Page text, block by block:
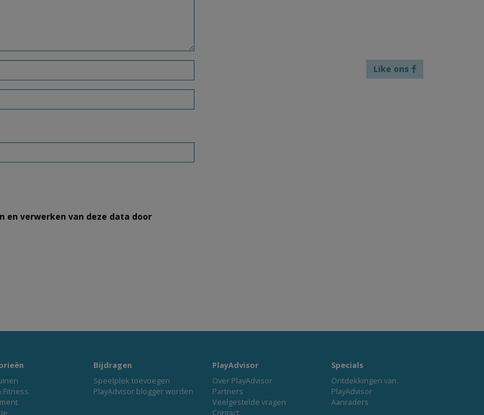
en verwerken van deze data door
Like ons
Fitness
Bijdragen
Speelplek toevoegen
PlayAdvisor blogger worden
PlayAdvisor
Over PlayAdvisor
Partners
Veelgestelde vragen
Contact
Specials
Ontdekkingen van
PlayAdvisor
Aanraders